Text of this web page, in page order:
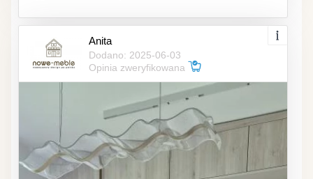
Anita
Dodano: 2025-06-03
Opinia zweryfikowana